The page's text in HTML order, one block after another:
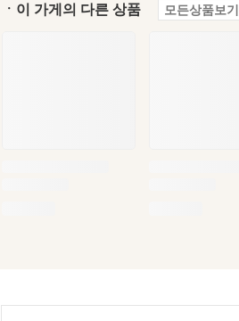
ㆍ이 가게의 다른 상품 모든상품보